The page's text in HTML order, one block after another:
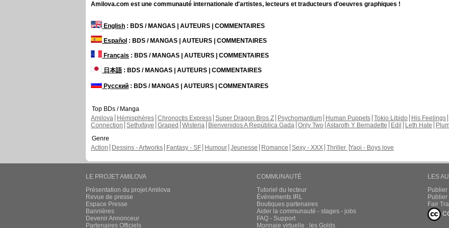
Amilova.com est une communauté internationale d'artistes, lecteurs et traducteurs d'oeuvres graphiques !
English : BDS / MANGAS | AUTEURS | COMMENTAIRES
Español : BDS / MANGAS | AUTEURS | COMMENTAIRES
Français : BDS / MANGAS | AUTEURS | COMMENTAIRES
日本語: BDS / MANGAS | AUTEURS | COMMENTAIRES
Русский : BDS / MANGAS | AUTEURS | COMMENTAIRES
Top BDs / Manga
Amilova
Hémisphères Chronoctis Express Super Dragon Bros Z Psychomantium Human Puppets Tokio Libido His Feelings
Connection Sethxfaye Graped Wisteria Bienvenidos A República Gada Only Two Astaroth Y Bernadette Edil Leth Hate
Genre
Action
Dessins - Artworks Fantasy - SF Humour Jeunesse Romance Sexy - XXX Thriller Yaoi - Boys love
LE PROJET AMILOVA
Présentation du projet Amilova
Revue de presse
Espace Presse
Bannières
Devenir Annonceur
Partenaires Officiels
COMMUNAUTÉ
Tutoriel du lecteur
Évènements IRL
Boutiques partenaires
Aider la communauté - stages - jobs
FAQ - Support
Monnaie virtuelle : les Golds
LES
Publier
Fair